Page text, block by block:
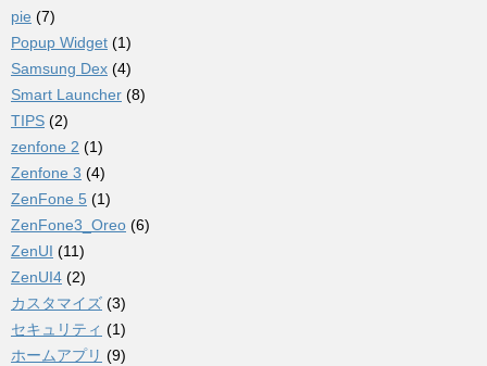
pie (7)
Popup Widget (1)
Samsung Dex (4)
Smart Launcher (8)
TIPS (2)
zenfone 2 (1)
Zenfone 3 (4)
ZenFone 5 (1)
ZenFone3_Oreo (6)
ZenUI (11)
ZenUI4 (2)
カスタマイズ (3)
セキュリティ (1)
ホームアプリ (9)